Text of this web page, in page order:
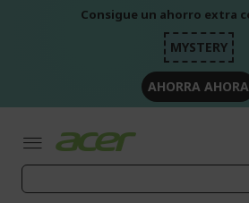
Consigue un ahorro extra
MYSTERY
AHORRA AHORA